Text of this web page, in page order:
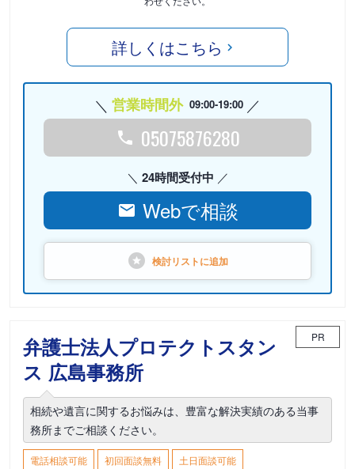
詳しくはこちら
営業時間外 09:00-19:00
05075876280
24時間受付中
Webで相談
検討リストに追加
弁護士法人プロテクトスタン
ス 広島事務所
PR
相続や遺言に関するお悩みは、豊富な解決実績のある当事
務所までご相談ください。
電話相談可能 初回面談無料
土日面談可能